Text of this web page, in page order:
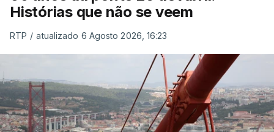
Histórias que não se veem
RTP / atualizado 6 Agosto 2026, 16:23